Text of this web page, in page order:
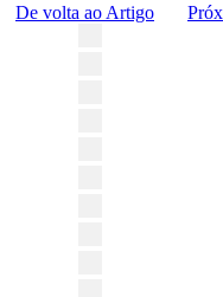
De volta ao Artigo